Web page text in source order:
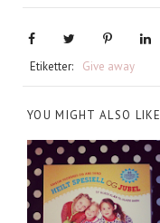
Etiketter: Give away
YOU MIGHT ALSO LIKE